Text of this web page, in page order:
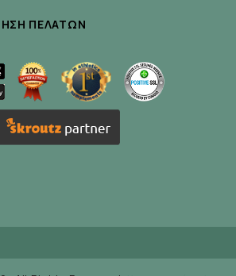
προϊόντος σε 10 μέρη
με το μέγεθος του
τρίχωμα, εφαρμόστε το
απαλό μασάζ ώστε να
το τρίχωμα με πετσέτα
ΠΕΛΑΤΏΝ